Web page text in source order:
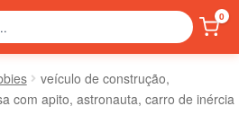
veículo de construção,
com apito, astronauta, carro de inércia
0